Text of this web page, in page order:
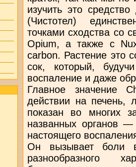
изучить это
(Чистотел)
точками сходства со
Opium, а также с
carbon. Растение это
сок, который,
воспаление и даже
Главное значение
действии на печень,
показан во многих
названных органов
настоящего
Он вызывает боли
разнообразного